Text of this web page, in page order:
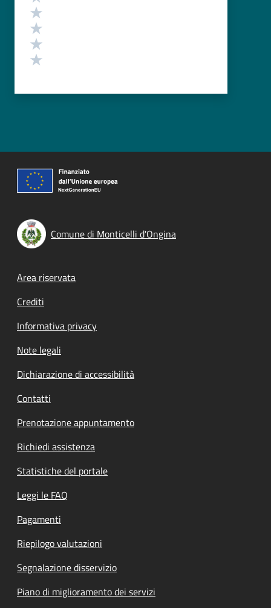
Comune di Monticelli d'Ongina
Footer menu
Area riservata
Crediti
Informativa privacy
Note legali
Dichiarazione di accessibilità
Contatti
Prenotazione appuntamento
Richiedi assistenza
Statistiche del portale
Leggi le FAQ
Pagamenti
Riepilogo valutazioni
Segnalazione disservizio
Piano di miglioramento dei servizi